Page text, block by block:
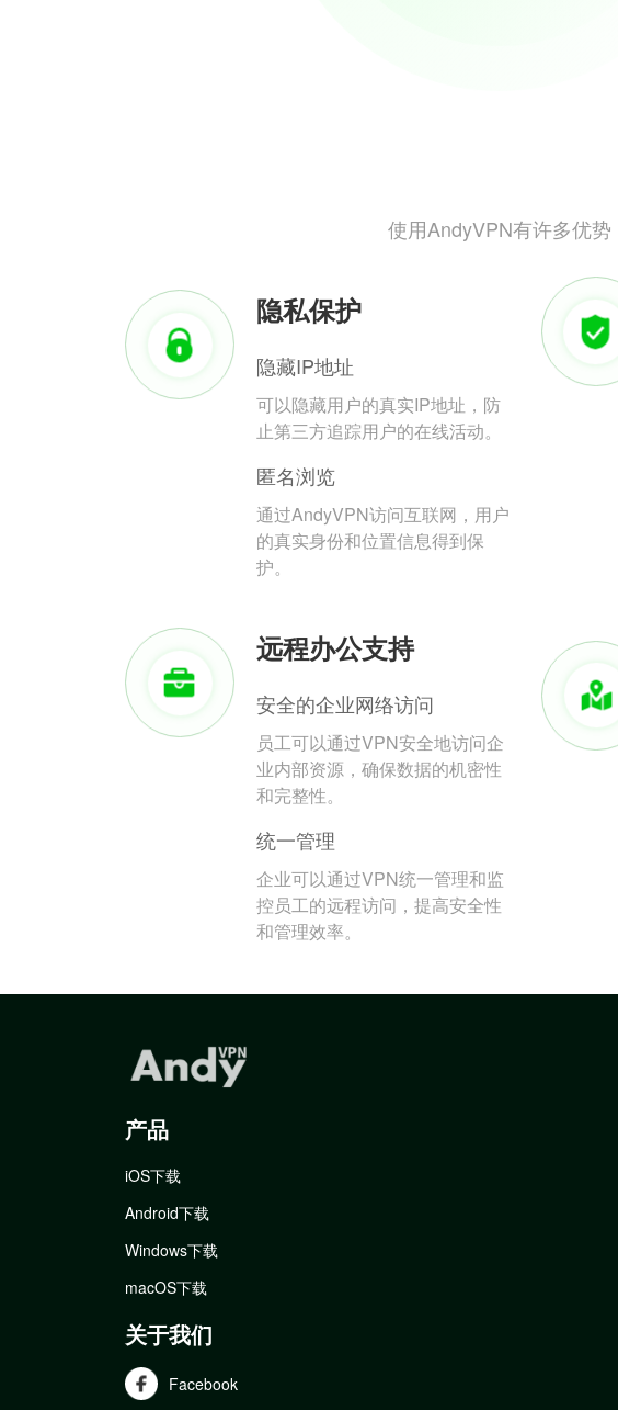
使用AndyVPN有许多优
隐私保护
隐藏IP地址
可以隐藏用户的真实IP地址，防
止第三方追踪用户的在线活动。
匿名浏览
通过AndyVPN访问互联网，用户
的真实身份和位置信息得到保
护。
远程办公支持
安全的企业网络访问
员工可以通过VPN安全地访问企
业内部资源，确保数据的机密性
和完整性。
统一管理
企业可以通过VPN统一管理和监
控员工的远程访问，提高安全性
和管理效率。
产品
iOS下载
Android下载
Windows下载
macOS下载
关于我们
Facebook